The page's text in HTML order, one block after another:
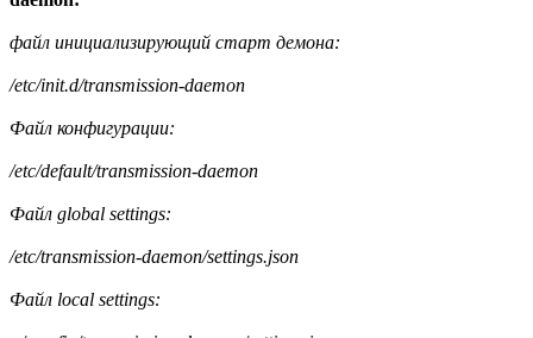
файл инициализирующий старт демона:
/etc/init.d/transmission-daemon
Файл конфигурации:
/etc/default/transmission-daemon
Файл global settings:
/etc/transmission-daemon/settings.json
Файл local settings: